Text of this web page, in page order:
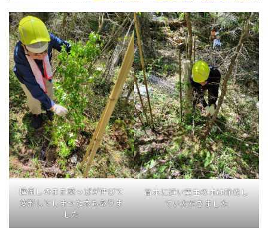
横倒しのまま葉っぱが伸びて
変形してしまった木もありま
した
苗木に近い実生の木は除伐し
ていただきました